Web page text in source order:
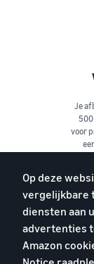
Je
voor
Op deze
vergelijkbare
diensten aan
advertenties
Amazon